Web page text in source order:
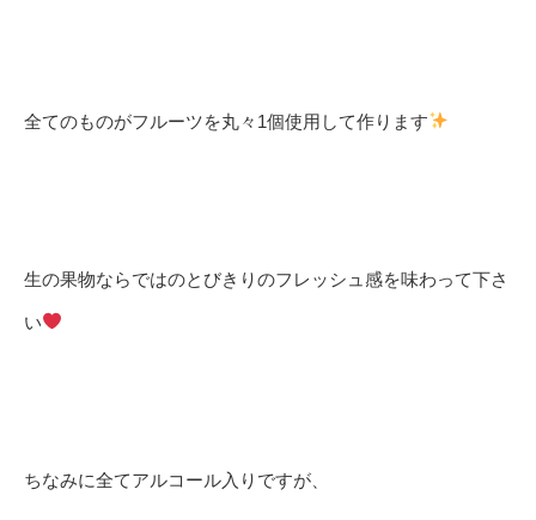
全てのものがフルーツを丸々1個使用して作ります
生の果物ならではのとびきりのフレッシュ感を味わって下さ
い
ちなみに全てアルコール入りですが、